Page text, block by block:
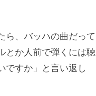
ら、バッハの曲だって
とか人前で弾くには聴
ですか」と言い返し